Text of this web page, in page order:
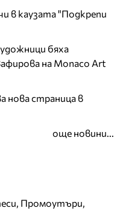
в каузата "Подкрепи
бяха
на Monaco Art
нова страница в
още новини...
Промоутъри,